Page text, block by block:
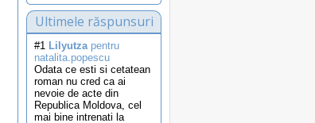
Ultimele răspunsuri
#1 Lilyutzapentru
natalita.popescu
Odata ce esti si cetatean
roman nu cred ca ai
nevoie de acte din
Republica Moldova, cel
mai bine intrenati la